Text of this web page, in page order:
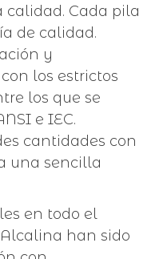
Cada pila
de calidad.
y
los estrictos
los que se
e IEC.
cantidades con
una sencilla
en todo el
han sido